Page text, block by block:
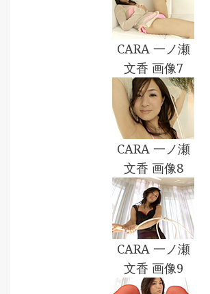
CARA 一ノ瀬
文香 画像7
CARA 一ノ瀬
文香 画像8
CARA 一ノ瀬
文香 画像9